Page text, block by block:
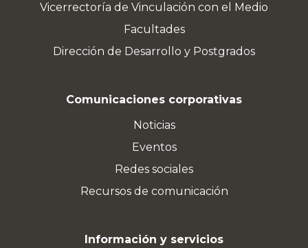
Vicerrectoría de Vinculación con el Medio
Facultades
Dirección de Desarrollo y Postgrados
Comunicaciones corporativas
Noticias
Eventos
Redes sociales
Recursos de comunicación
Información y servicios